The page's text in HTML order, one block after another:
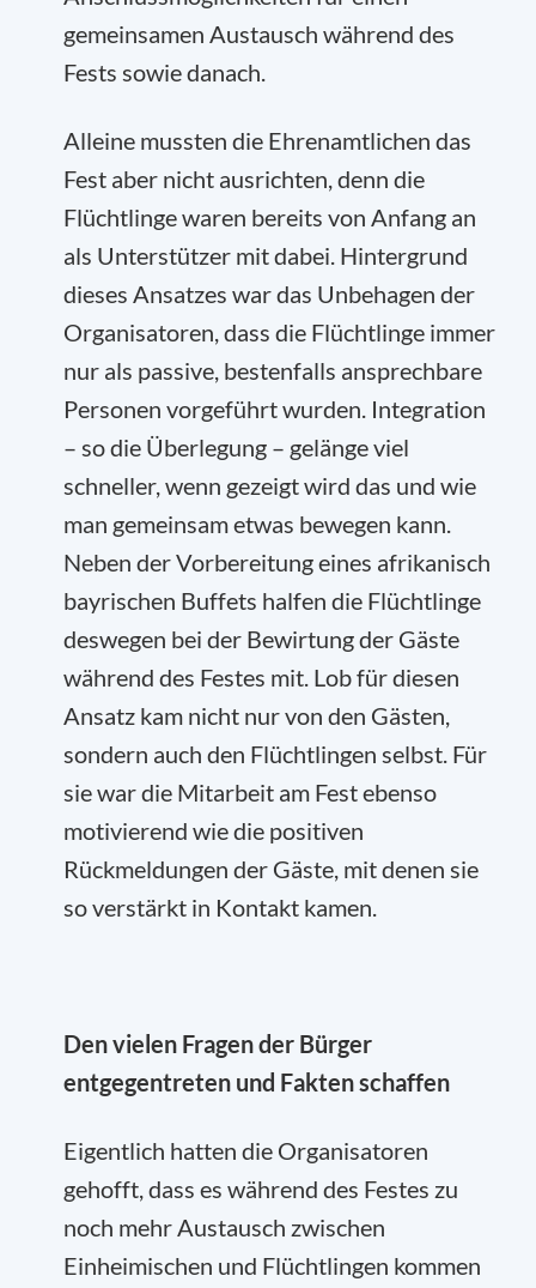
gemeinsamen Austausch während des
Fests sowie danach.
Alleine mussten die Ehrenamtlichen das
Fest aber nicht ausrichten, denn die
Flüchtlinge waren bereits von Anfang an
als Unterstützer mit dabei. Hintergrund
dieses Ansatzes war das Unbehagen der
Organisatoren, dass die Flüchtlinge immer
nur als passive, bestenfalls ansprechbare
Personen vorgeführt wurden. Integration
– so die Überlegung – gelänge viel
schneller, wenn gezeigt wird das und wie
man gemeinsam etwas bewegen kann.
Neben der Vorbereitung eines afrikanisch
bayrischen Buffets halfen die Flüchtlinge
deswegen bei der Bewirtung der Gäste
während des Festes mit. Lob für diesen
Ansatz kam nicht nur von den Gästen,
sondern auch den Flüchtlingen selbst. Für
sie war die Mitarbeit am Fest ebenso
motivierend wie die positiven
Rückmeldungen der Gäste, mit denen sie
so verstärkt in Kontakt kamen.
Den vielen Fragen der Bürger
entgegentreten und Fakten schaffen
Eigentlich hatten die Organisatoren
gehofft, dass es während des Festes zu
noch mehr Austausch zwischen
Einheimischen und Flüchtlingen kommen